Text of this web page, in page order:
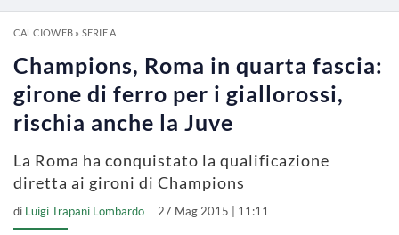
CALCIOWEB» SERIE A
Champions, Roma in quarta fascia:
girone di ferro per i giallorossi,
rischia anche la Juve
La Roma ha conquistato la qualificazione
diretta ai gironi di Champions
di Luigi Trapani Lombardo 27 Mag 2015 | 11:11